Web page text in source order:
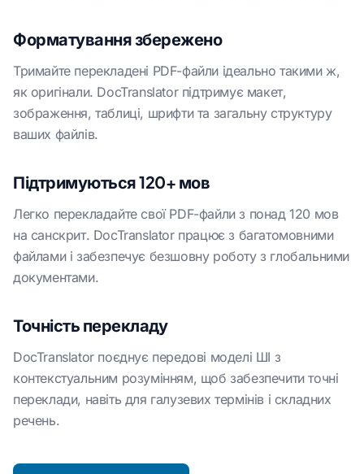
Форматування збережено
Тримайте перекладені PDF-файли ідеально такими ж,
як оригінали. DocTranslator підтримує макет,
зображення, таблиці, шрифти та загальну структуру
ваших файлів.
Підтримуються 120+ мов
Легко перекладайте свої PDF-файли з понад 120 мов
на санскрит. DocTranslator працює з багатомовними
файлами і забезпечує безшовну роботу з глобальними
документами.
Точність перекладу
DocTranslator поєднує передові моделі ШІ з
контекстуальним розумінням, щоб забезпечити точні
переклади, навіть для галузевих термінів і складних
речень.